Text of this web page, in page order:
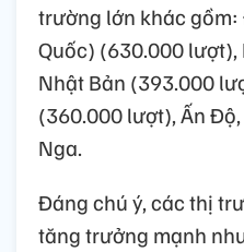
trường lớn khác
Quốc) (630.000
Nhật Bản (393.000
(360.000 lượt), Ấn
Nga.
Đáng chú ý, các thị
tăng trưởng mạnh